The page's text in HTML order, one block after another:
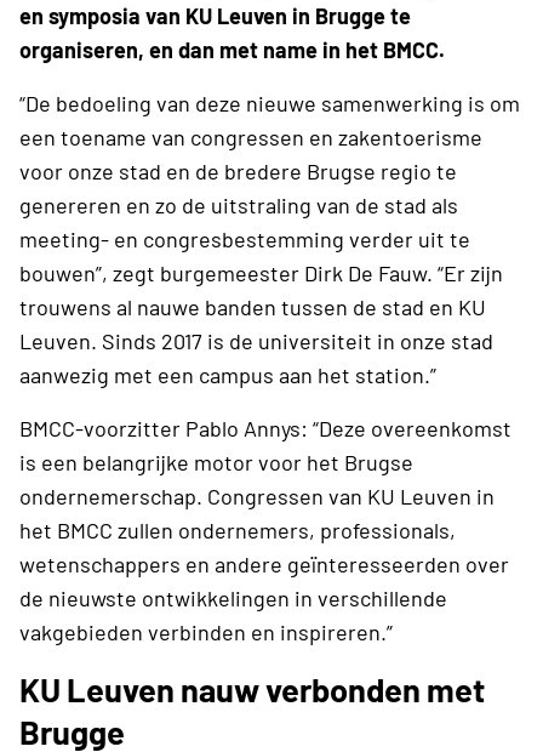
en symposia van KU Leuven in Brugge te
organiseren, en dan met name in het BMCC.
“De bedoeling van deze nieuwe samenwerking is om
een toename van congressen en zakentoerisme
voor onze stad en de bredere Brugse regio te
genereren en zo de uitstraling van de stad als
meeting- en congresbestemming verder uit te
bouwen”, zegt burgemeester Dirk De Fauw. “Er zijn
trouwens al nauwe banden tussen de stad en KU
Leuven. Sinds 2017 is de universiteit in onze stad
aanwezig met een campus aan het station.”
BMCC-voorzitter Pablo Annys: “Deze overeenkomst
is een belangrijke motor voor het Brugse
ondernemerschap. Congressen van KU Leuven in
het BMCC zullen ondernemers, professionals,
wetenschappers en andere geïnteresseerden over
de nieuwste ontwikkelingen in verschillende
vakgebieden verbinden en inspireren.”
KU Leuven nauw verbonden met
Brugge